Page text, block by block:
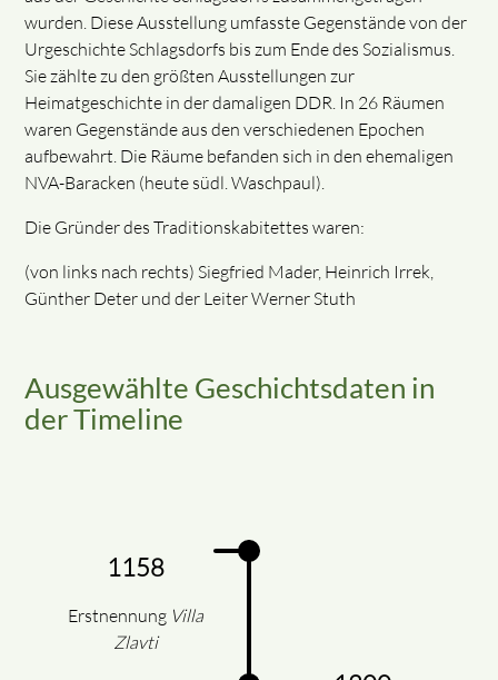
wurden. Diese Ausstellung umfasste Gegenstände von der
Urgeschichte Schlagsdorfs bis zum Ende des Sozialismus.
Sie zählte zu den größten Ausstellungen zur
Heimatgeschichte in der damaligen DDR. In 26 Räumen
waren Gegenstände aus den verschiedenen Epochen
aufbewahrt. Die Räume befanden sich in den ehemaligen
NVA-Baracken (heute südl. Waschpaul).
Die Gründer des Traditionskabitettes waren:
(von links nach rechts) Siegfried Mader, Heinrich Irrek,
Günther Deter und der Leiter Werner Stuth
Ausgewählte Geschichtsdaten in
der Timeline
1158
Erstnennung Villa
Zlavti